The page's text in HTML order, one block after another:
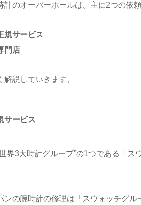
計のオーバーホールは、主に2つの依頼
規サービス
門店
解説していきます。
サービス
界3大時計グループ”の1つである「
ンの腕時計の修理は「スウォッチグ